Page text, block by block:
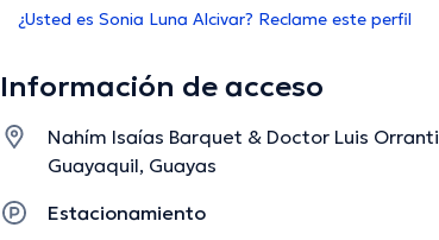
¿Usted es Sonia Luna Alcivar? Reclame este perfil
Información de acceso
Nahím Isaías Barquet & Doctor Luis
Guayaquil, Guayas
Estacionamiento